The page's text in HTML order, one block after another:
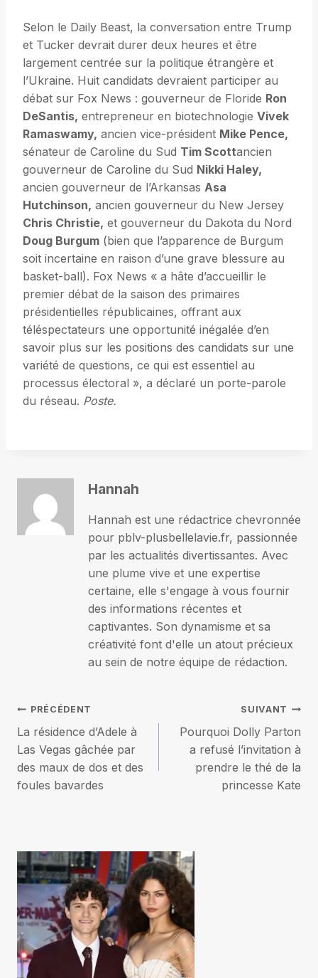
Selon le Daily Beast, la conversation entre Trump
et Tucker devrait durer deux heures et être
largement centrée sur la politique étrangère et
l’Ukraine. Huit candidats devraient participer au
débat sur Fox News : gouverneur de Floride Ron
DeSantis, entrepreneur en biotechnologie Vivek
Ramaswamy, ancien vice-président Mike Pence,
sénateur de Caroline du Sud Tim Scottancien
gouverneur de Caroline du Sud Nikki Haley,
ancien gouverneur de l’Arkansas Asa
Hutchinson, ancien gouverneur du New Jersey
Chris Christie, et gouverneur du Dakota du Nord
Doug Burgum (bien que l’apparence de Burgum
soit incertaine en raison d’une grave blessure au
basket-ball). Fox News « a hâte d’accueillir le
premier débat de la saison des primaires
présidentielles républicaines, offrant aux
téléspectateurs une opportunité inégalée d’en
savoir plus sur les positions des candidats sur une
variété de questions, ce qui est essentiel au
processus électoral », a déclaré un porte-parole
du réseau. Poste.
Hannah
Hannah est une rédactrice chevronnée
pour pblv-plusbellelavie.fr, passionnée
par les actualités divertissantes. Avec
une plume vive et une expertise
certaine, elle s'engage à vous fournir
des informations récentes et
captivantes. Son dynamisme et sa
créativité font d'elle un atout précieux
au sein de notre équipe de rédaction.
Navigation
de
l’article
PRÉCÉDENT
La résidence d’Adele à
Las Vegas gâchée par
des maux de dos et des
foules bavardes
SUIVANT
Pourquoi Dolly Parton
a refusé l’invitation à
prendre le thé de la
princesse Kate